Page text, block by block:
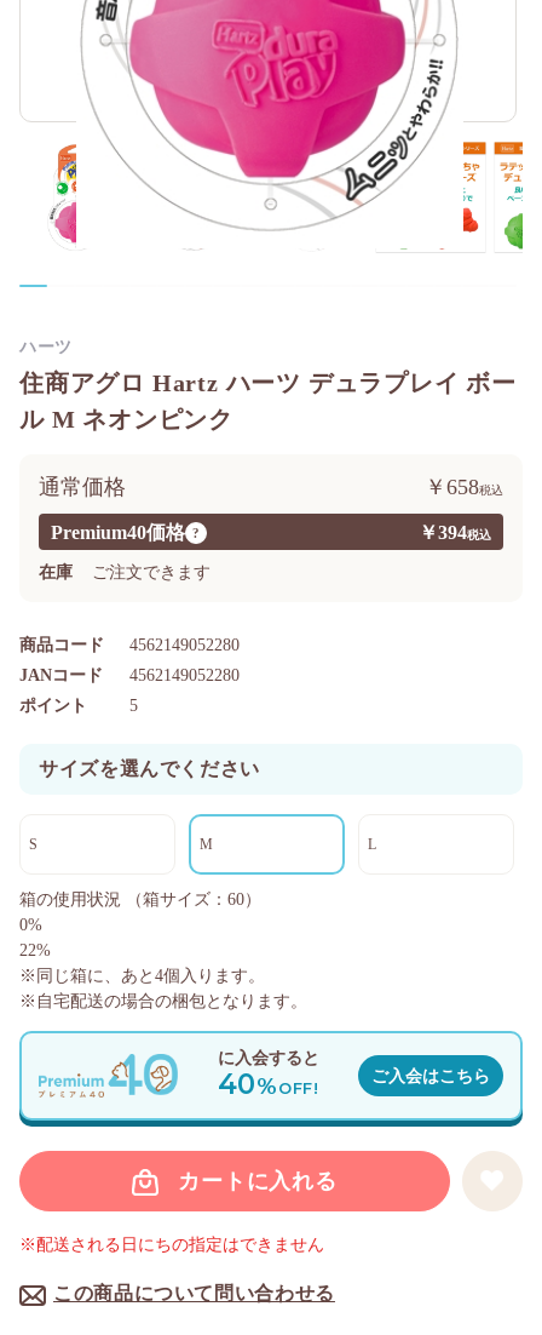
住商アグロ Hartz ハーツ デュラプレイ ボー
ル M ネオンピンク
Premium40価格 ? ￥394
通常価格 ￥658
在庫 ご注文できます
商品コード 4562149052280
ポイント 5
JANコード 4562149052280
サイズを選んでください
S M L
カートに入れる
この商品について問い合わせる
ハーツ
※配送される日にちの指定はできません
に入会すると
40%OFF!
ご入会はこちら
箱の使用状況
（箱サイズ：60）
0%
22%
※同じ箱に、あと 4個入ります。
※自宅配送の場合の梱包となります。